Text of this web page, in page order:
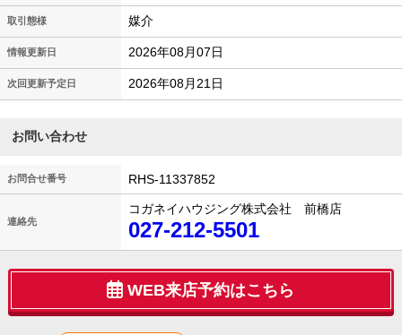
取引態様 媒介
情報更新日 2026年08月07日
次回更新予定日 2026年08月21日
お問い合わせ
お問合せ番号 RHS-11337852
連絡先
コガネイハウジング株式会社 前橋店
027-212-5501
WEB来店予約はこちら